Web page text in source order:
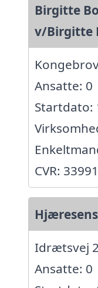
Birgitte
v/Birgitte
Ansatte: 0
Startdato:
CVR:
Idrætsvej
Ansatte: 0